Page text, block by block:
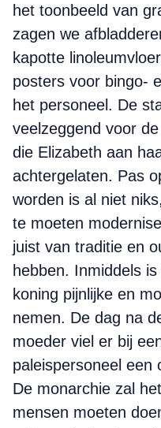
het toonbeeld van
zagen we
kapotte
posters voor bingo-
het personeel. De
veelzeggend voor
die Elizabeth aan
achtergelaten. Pas
worden is al niet
te moeten
juist van traditie en
hebben. Inmiddels
koning pijnlijke en
nemen. De dag na
moeder viel er bij
paleispersoneel een
De monarchie zal
mensen moeten